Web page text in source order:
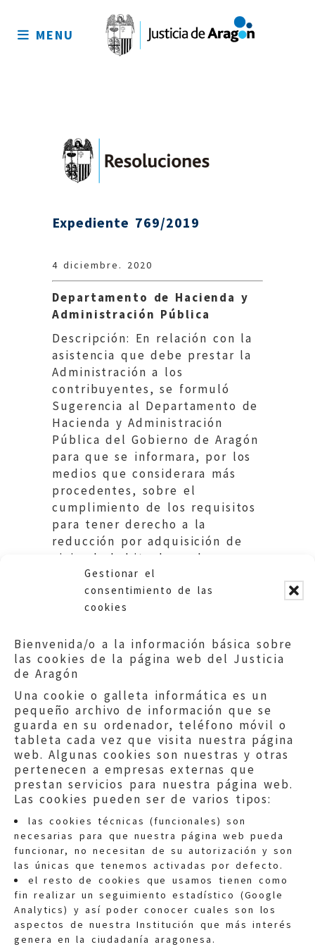
Gestionar el
consentimiento de las
cookies
Bienvenida/o a la información básica sobre
las cookies de la página web del Justicia
de Aragón
Una cookie o galleta informática es un
pequeño archivo de información que se
guarda en su ordenador, teléfono móvil o
tableta cada vez que visita nuestra página
web. Algunas cookies son nuestras y otras
pertenecen a empresas externas que
prestan servicios para nuestra página web.
Las cookies pueden ser de varios tipos:
las cookies técnicas (funcionales) son
necesarias para que nuestra página web pueda
funcionar, no necesitan de su autorización y son
las únicas que tenemos activadas por defecto.
el resto de cookies que usamos tienen como
fin realizar un seguimiento estadístico (Google
Analytics) y así poder conocer cuales son los
aspectos de nuestra Institución que más interés
genera en la ciudadanía aragonesa.
sitio
MENU
Expediente 769/2019
4 diciembre. 2020
Departamento de Hacienda y
Administración Pública
Descripción: En relación con la
asistencia que debe prestar la
Administración a los
contribuyentes, se formuló
Sugerencia al Departamento de
Hacienda y Administración
Pública del Gobierno de Aragón
para que se informara, por los
medios que considerara más
procedentes, sobre el
cumplimiento de los requisitos
para tener derecho a la
reducción por adquisición de
vivienda habitual en el
Impuesto sobre Donaciones.
Quejas:quejas@eljusticiadearagon.es
Información general:
informacion@eljusticiadearagon.es
Teléfonos:900 210 210/